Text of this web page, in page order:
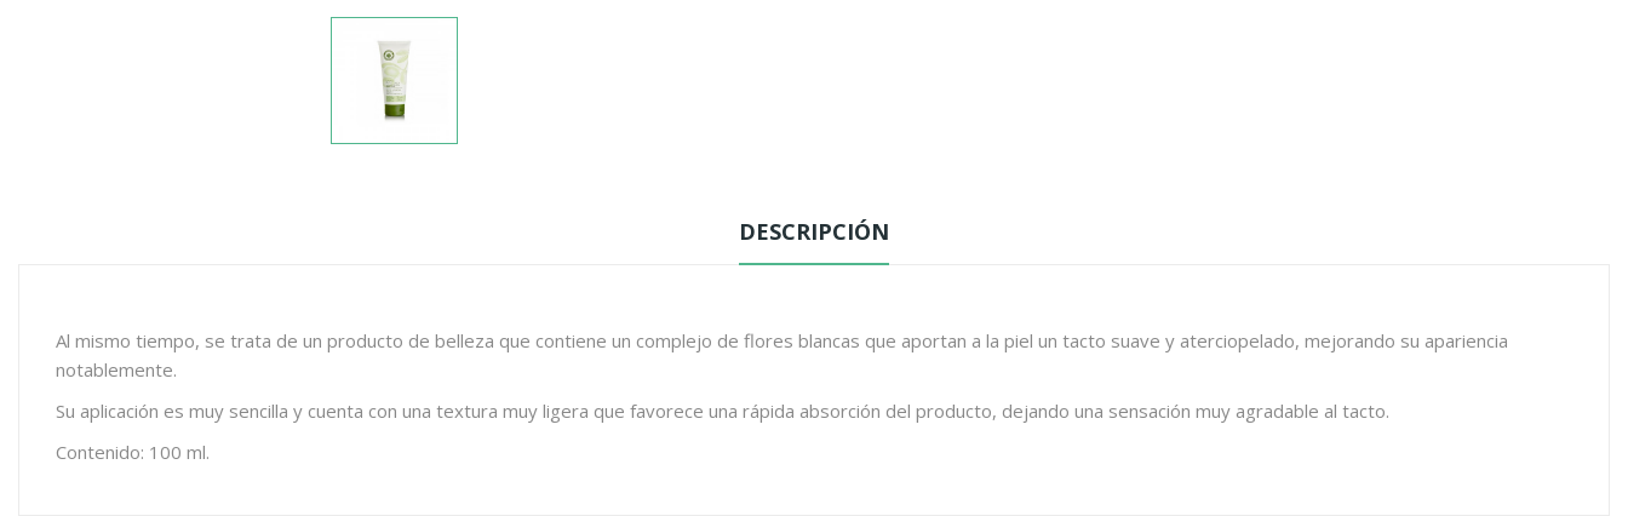
DESCRIPCIÓN
Al mismo tiempo, se trata de un producto de belleza que contiene un complejo de flores blancas que aportan a la piel un tacto suave y aterciopelado, mejorando su apariencia
notablemente.
Su aplicación es muy sencilla y cuenta con una textura muy ligera que favorece una rápida absorción del producto, dejando una sensación muy agradable al tacto.
Contenido: 100 ml.